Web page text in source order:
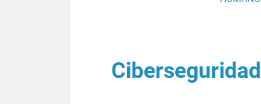
Ciberseguridad